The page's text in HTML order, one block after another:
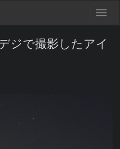
ジで撮影したアイ